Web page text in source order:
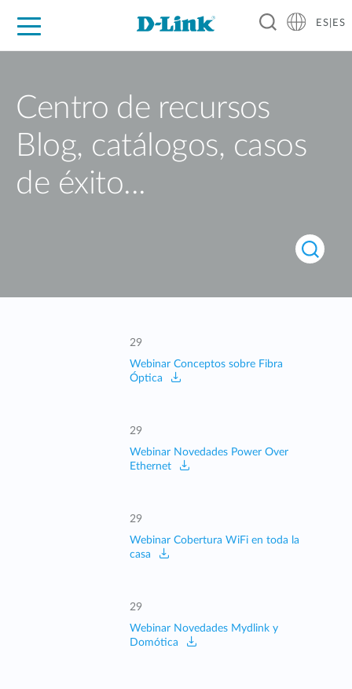
ES|ES
Centro de recursos
Blog, catálogos, casos
de éxito...
29
Webinar Conceptos sobre Fibra
Óptica
29
Webinar Novedades Power Over
Ethernet
29
Webinar Cobertura WiFi en toda la
casa
29
Webinar Novedades Mydlink y
Domótica